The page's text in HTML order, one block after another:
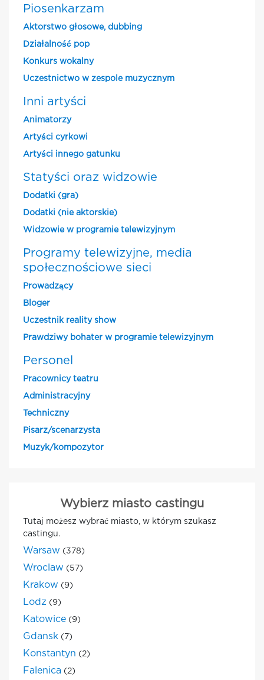
Piosenkarzam
Aktorstwo głosowe, dubbing
Działalność pop
Konkurs wokalny
Uczestnictwo w zespole muzycznym
Inni artyści
Animatorzy
Artyści cyrkowi
Artyści innego gatunku
Statyści oraz widzowie
Dodatki (gra)
Dodatki (nie aktorskie)
Widzowie w programie telewizyjnym
Programy telewizyjne, media
społecznościowe sieci
Prowadzący
Bloger
Uczestnik reality show
Prawdziwy bohater w programie telewizyjnym
Personel
Pracownicy teatru
Administracyjny
Techniczny
Pisarz/scenarzysta
Muzyk/kompozytor
Wybierz miasto castingu
Tutaj możesz wybrać miasto, w którym szukasz
castingu.
Warsaw (378)
Wroclaw (57)
Krakow (9)
Lodz (9)
Katowice (9)
Gdansk (7)
Konstantyn (2)
Falenica (2)